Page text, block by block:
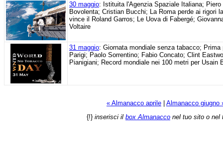
30 maggio: Istituita l'Agenzia Spaziale Italiana;
Bovolenta; Cristian Bucchi; La Roma perde ai rigori
vince il Roland Garros; Le Uova di Fabergé;
Voltaire
31 maggio: Giornata mondiale senza tabacco;
Parigi; Paolo Sorrentino; Fabio Concato; Clint
Pianigiani; Record mondiale nei 100 metri per Usain
« Almanacco aprile
Almanacco giugno
{!} inserisci il box Almanacco nel tuo sito o nel